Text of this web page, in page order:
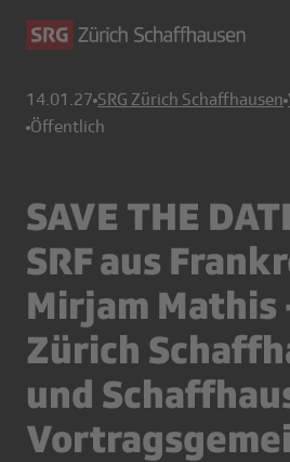
14.01.27 SRG Zürich Schaffhausen
Öffentlich
SAVE THE
SRF aus
Mirjam Mathis
Zürich
und